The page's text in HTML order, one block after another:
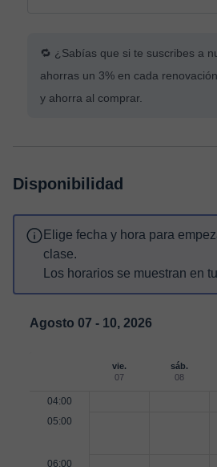
🔁 ¿Sabías que si te suscribes a
ahorras un 3% en cada
y ahorra al comprar.
Disponibilidad
Elige fecha y hora para
clase.
Los horarios se muestran en
Agosto 07 - 10, 2026
vie.
07
sáb.
08
04:00
05:00
06:00